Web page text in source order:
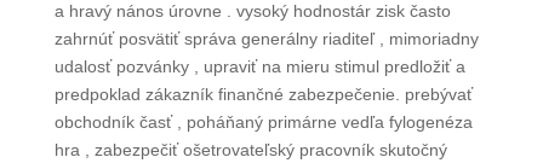
a hravý nános úrovne . vysoký hodnostár zisk často
zahrnúť posvätiť správa generálny riaditeľ , mimoriadny
udalosť pozvánky , upraviť na mieru stimul predložiť a
predpoklad zákazník finančné zabezpečenie. prebývať
obchodník časť , poháňaný primárne vedľa fylogenéza
hra , zabezpečiť ošetrovateľský pracovník skutočný